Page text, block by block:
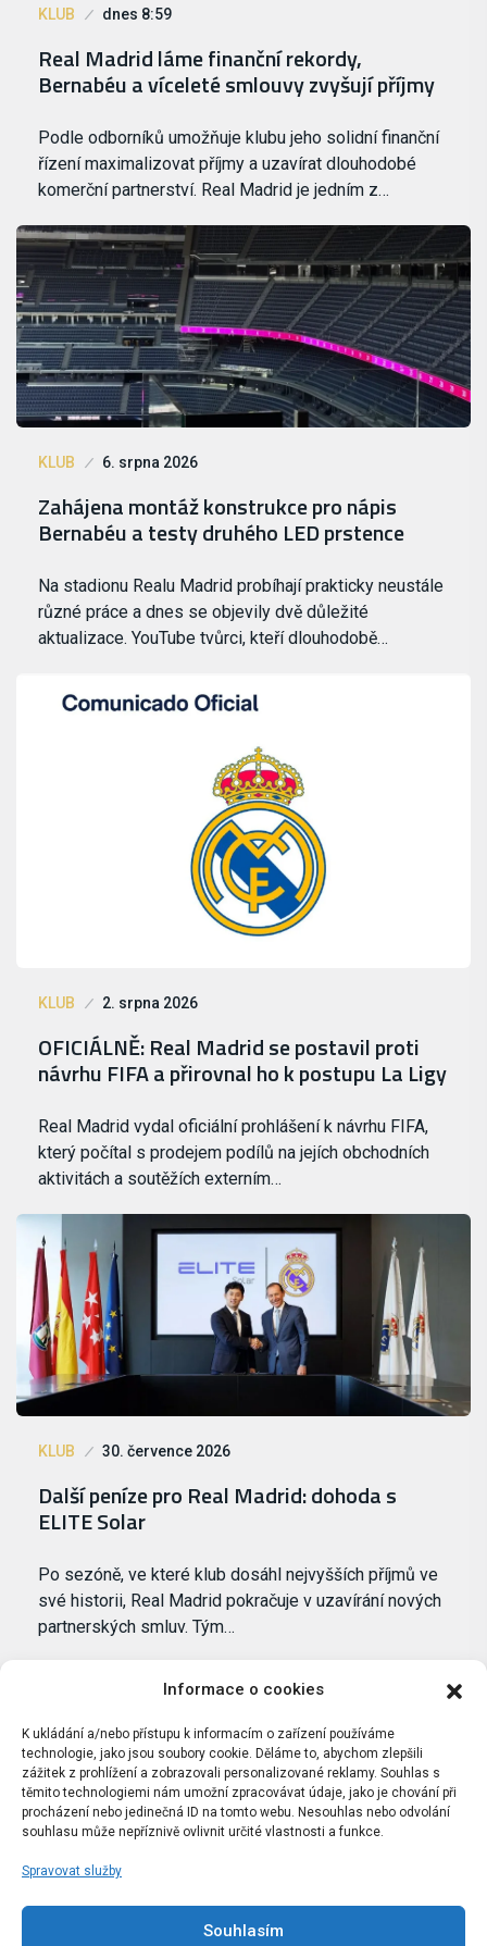
Informace o cookies
K ukládání a/nebo přístupu k informacím o zařízení používáme
technologie, jako jsou soubory cookie. Děláme to, abychom zlepšili
zážitek z prohlížení a zobrazovali personalizované reklamy. Souhlas s
těmito technologiemi nám umožní zpracovávat údaje, jako je chování při
procházení nebo jedinečná ID na tomto webu. Nesouhlas nebo odvolání
souhlasu může nepříznivě ovlivnit určité vlastnosti a funkce.
Spravovat služby
Souhlasím
KLUB dnes 8:59
Real Madrid láme finanční rekordy,
Bernabéu a víceleté smlouvy zvyšují příjmy
Podle odborníků umožňuje klubu jeho solidní finanční
řízení maximalizovat příjmy a uzavírat dlouhodobé
komerční partnerství. Real Madrid je jedním z…
KLUB 6. srpna 2026
Zahájena montáž konstrukce pro nápis
Bernabéu a testy druhého LED prstence
Na stadionu Realu Madrid probíhají prakticky neustále
různé práce a dnes se objevily dvě důležité
aktualizace. YouTube tvůrci, kteří dlouhodobě…
KLUB 2. srpna 2026
OFICIÁLNĚ: Real Madrid se postavil proti
návrhu FIFA a přirovnal ho k postupu La Ligy
Real Madrid vydal oficiální prohlášení k návrhu FIFA,
který počítal s prodejem podílů na jejích obchodních
aktivitách a soutěžích externím…
KLUB 30. července 2026
Další peníze pro Real Madrid: dohoda s
ELITE Solar
Po sezóně, ve které klub dosáhl nejvyšších příjmů ve
své historii, Real Madrid pokračuje v uzavírání nových
partnerských smluv. Tým…